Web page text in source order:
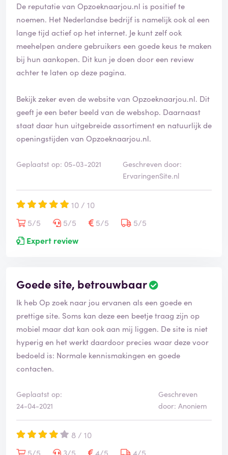
De reputatie van Opzoeknaarjou.nl is positief te
noemen. Het Nederlandse bedrijf is namelijk ook al een
lange tijd actief op het internet. Je kunt zelf ook
meehelpen andere gebruikers een goede keus te maken
bij hun aankopen. Dit kun je doen door een review
achter te laten op deze pagina.
Bekijk zeker even de website van Opzoeknaarjou.nl. Dit
geeft je een beter beeld van de webshop. Daarnaast
staat daar hun uitgebreide assortiment en natuurlijk de
openingstijden van Opzoeknaarjou.nl.
Geplaatst op: 05-03-2021
Geschreven door:
ErvaringenSite.nl
10 / 10
5/5
5/5 5/5
5/5
Expert review
Goede site, betrouwbaar
Ik heb Op zoek naar jou ervanen als een goede en
prettige site. Soms kan deze een beetje traag zijn op
mobiel maar dat kan ook aan mij liggen. De site is niet
hyperig en het werkt daardoor precies waar deze voor
bedoeld is: Normale kennismakingen en goede
contacten.
Geplaatst op:
24-04-2021
Geschreven
door: Anoniem
8 / 10
5/5
3/5 4/5
4/5